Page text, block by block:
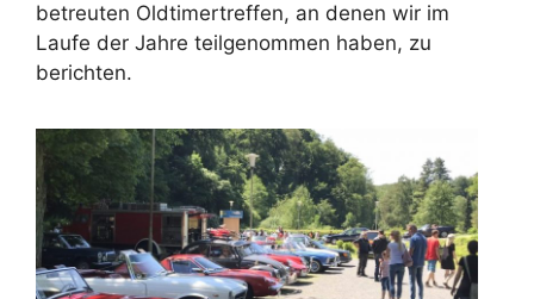
betreuten Oldtimertreffen, an denen wir im
Laufe der Jahre teilgenommen haben, zu
berichten.